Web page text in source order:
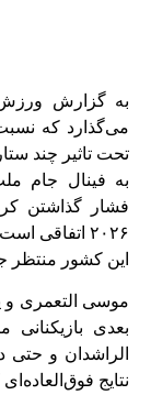
به گزارش
می‌گذارد که
تحت تاثیر چند
به فینال جام
فشار گذاشتن
۲۰۲۶
این کشور
موسی التعمری و
بعدی بازیکنانی
الراشدان و حتی
نتایج